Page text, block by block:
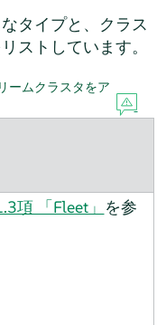
タイプと、クラス
ストしています。
ームクラスタをア
項 「Fleet」 を参